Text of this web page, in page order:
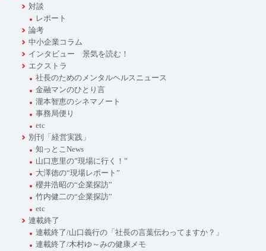
対談
レポート
論考
中小企業コラム
インタビュー 景気を読む！
エクストラ
社長のためのメンタルヘルスニュース
金融マンのひとり言
瀧本智恵のシネマノート
事務局便り
etc
別刊「経営実践」
知っとこNews
山口恵里の”現場に行く！”
大澤徳の“現場レポート”
櫻井浩昭の“企業探訪”
竹内健二の“企業探訪”
etc
連載終了
連載終了/山口義行の「社長の言葉伝わってますか？」
連載終了/木村ゆ～みの健康メモ